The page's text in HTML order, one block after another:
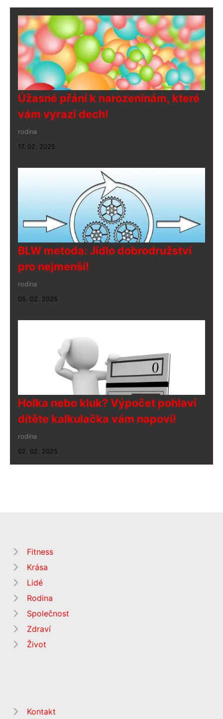
Úžasné přání k narozeninám, které
vám vyrazí dech!
rodina
17. 02. 2025
BLW metoda: Jídlo dobrodružství
pro nejmenší!
rodina
05. 02. 2025
Holka nebo kluk? Výpočet pohlaví
dítěte kalkulačka vám napoví!
rodina
02. 02. 2025
Fitness
Krása
Lidé
Rodina
Společnost
Zdraví
Život
Kontakt